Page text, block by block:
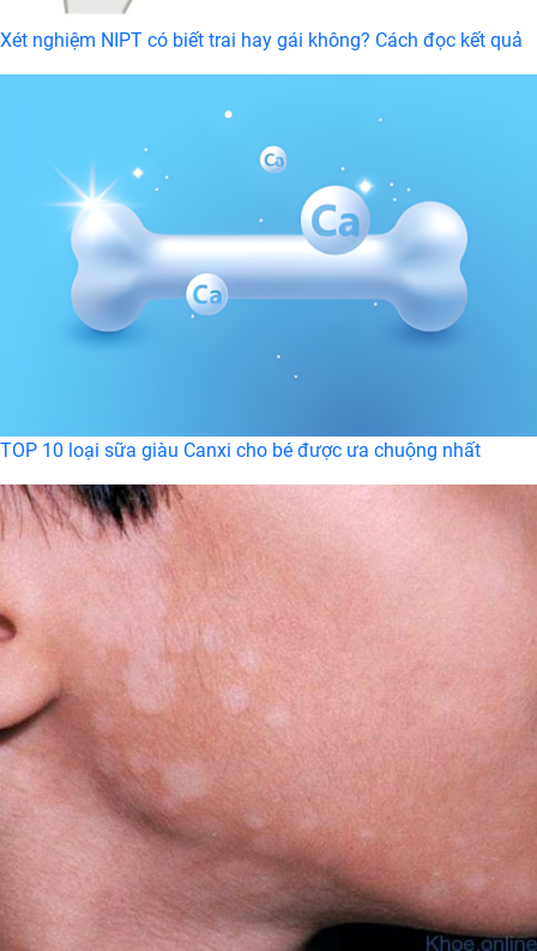
Xét nghiệm NIPT có biết trai hay gái không? Cách đọc kết quả
TOP 10 loại sữa giàu Canxi cho bé được ưa chuộng nhất